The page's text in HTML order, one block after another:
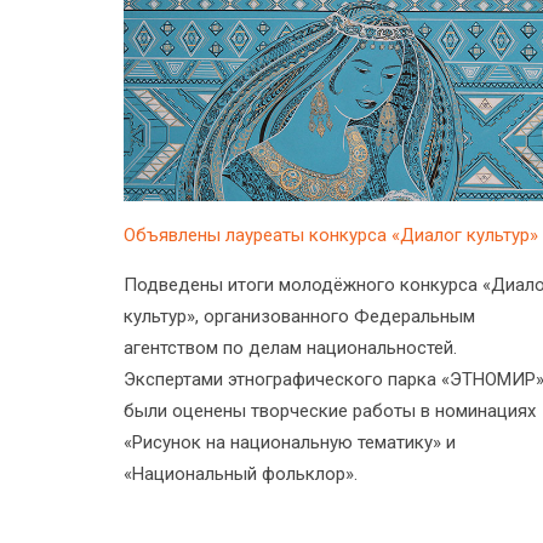
Объявлены лауреаты конкурса «Диалог культур»
Подведены итоги молодёжного конкурса
культур», организованного Федеральным
агентством по делам национальностей.
Экспертами этнографического парка «ЭТНОМИР»
были оценены творческие работы в номинациях
«Рисунок на национальную тематику» и
«Национальный фольклор».